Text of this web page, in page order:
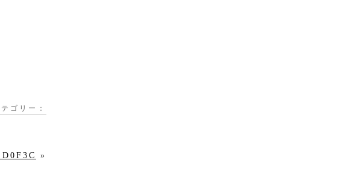
ゴリー：
»